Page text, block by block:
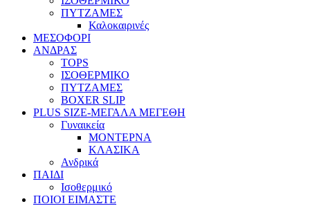
ΠΥΤΖΑΜΕΣ
Καλοκαιρινές
ΜΕΣΟΦΟΡΙ
ΑΝΔΡΑΣ
TOPS
ΙΣΟΘΕΡΜΙΚΟ
ΠΥΤΖΑΜΕΣ
BOXER SLIP
PLUS SIZE-ΜΕΓΑΛΑ ΜΕΓΕΘΗ
Γυναικεία
ΜΟΝΤΕΡΝΑ
ΚΛΑΣΙΚΑ
Ανδρικά
ΠΑΙΔΙ
Ισοθερμικό
ΠΟΙΟΙ ΕΙΜΑΣΤΕ